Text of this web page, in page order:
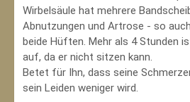
Wirbelsäule hat mehrere
Abnutzungen und Artrose - so
beide Hüften. Mehr als 4 Stunden
auf, da er nicht sitzen kann.
Betet für Ihn, dass seine
sein Leiden weniger wird.